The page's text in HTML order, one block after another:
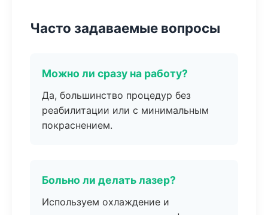
Часто задаваемые вопросы
Можно ли сразу на работу?
Да, большинство процедур без
реабилитации или с минимальным
покраснением.
Больно ли делать лазер?
Используем охлаждение и